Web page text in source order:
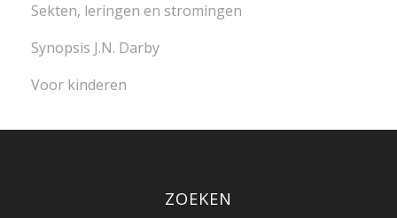
Sekten, leringen en stromingen
Synopsis J.N. Darby
Voor kinderen
ZOEKEN